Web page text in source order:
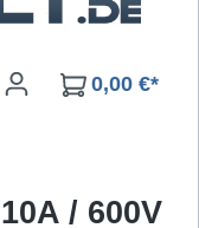
0 Produkte auf
0,00 €*
/ 600V